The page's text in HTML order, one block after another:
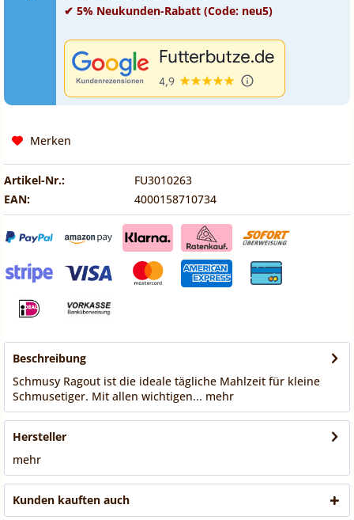
✔ 5% Neukunden-Rabatt (Code: neu5)
Merken
Artikel-Nr.:
FU3010263
EAN:
4000158710734
Beschreibung
Schmusy Ragout ist die ideale tägliche Mahlzeit für kleine
Schmusetiger. Mit allen wichtigen... mehr
Hersteller
mehr
Kunden kauften auch